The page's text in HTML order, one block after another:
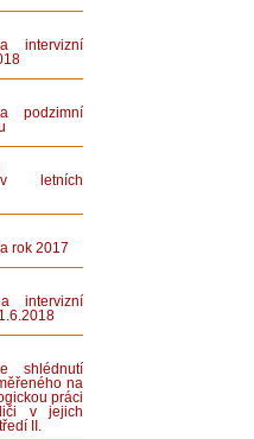
intervizní
podzimní
v letních
rok 2017
intervizní
shlédnutí
na
práci
v jejich
II.